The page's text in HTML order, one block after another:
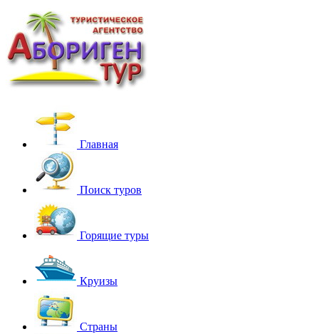
Главная
Поиск туров
Горящие туры
Круизы
Страны